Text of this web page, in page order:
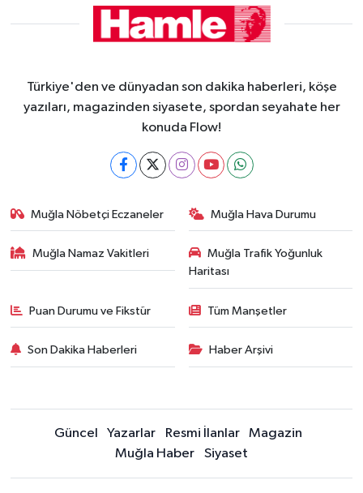
Türkiye'den ve dünyadan son dakika haberleri, köşe
yazıları, magazinden siyasete, spordan seyahate her
konuda Flow!
Muğla Nöbetçi Eczaneler Muğla Hava Durumu
Muğla Namaz Vakitleri
Muğla Trafik Yoğunluk
Haritası
Puan Durumu ve Fikstür Tüm Manşetler
Son Dakika Haberleri Haber Arşivi
Güncel Yazarlar Resmi İlanlar
Magazin
Muğla Haber
Siyaset